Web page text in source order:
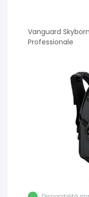
Vanguard
Professionale